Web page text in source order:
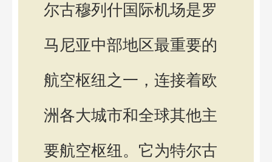
尔古穆列什国际机场是罗
马尼亚中部地区最重要的
航空枢纽之一，连接着欧
洲各大城市和全球其他主
要航空枢纽。它为特尔古